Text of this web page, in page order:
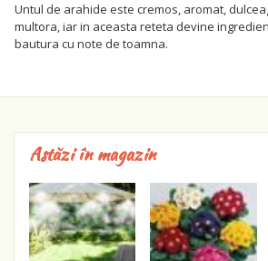
Untul de arahide este cremos, aromat,
multora, iar in aceasta reteta devine
bautura cu note de toamna.
Astăzi în magazin